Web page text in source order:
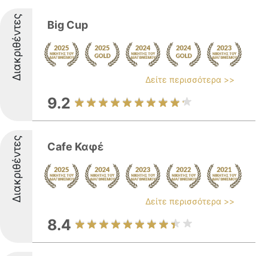
Διακριθέντες Big Cup
Δείτε περισσότερα >>
9.2
Διακριθέντες Cafe Καφέ
Δείτε περισσότερα >>
8.4